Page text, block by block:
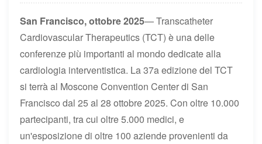
San Francisco, ottobre 2025— Transcatheter
Cardiovascular Therapeutics (TCT) è una delle
conferenze più importanti al mondo dedicate alla
cardiologia interventistica. La 37a edizione del TCT
si terrà al Moscone Convention Center di San
Francisco dal 25 al 28 ottobre 2025. Con oltre 10.000
partecipanti, tra cui oltre 5.000 medici, e
un'esposizione di oltre 100 aziende provenienti da